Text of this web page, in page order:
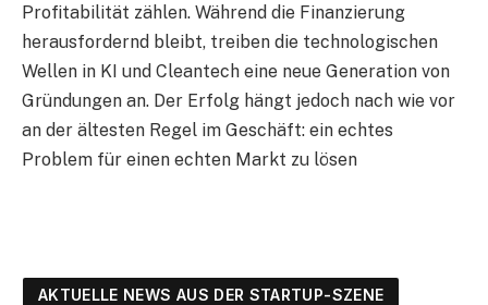
Profitabilität zählen. Während die Finanzierung
herausfordernd bleibt, treiben die technologischen
Wellen in KI und Cleantech eine neue Generation von
Gründungen an. Der Erfolg hängt jedoch nach wie vor
an der ältesten Regel im Geschäft: ein echtes
Problem für einen echten Markt zu lösen
AKTUELLE NEWS AUS DER STARTUP-SZENE